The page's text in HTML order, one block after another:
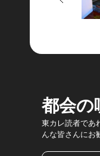
都会の
東カレ読者であ
んな皆さんにお